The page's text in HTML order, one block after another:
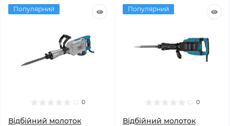
Популярний
0
Відбійний молоток
Популярний
0
Відбійний молоток